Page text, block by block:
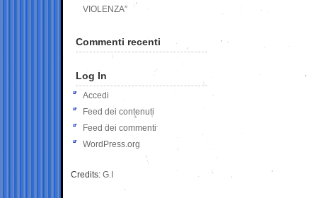
VIOLENZA”
Commenti recenti
Log In
Accedi
Feed dei contenuti
Feed dei commenti
WordPress.org
Credits: G.I